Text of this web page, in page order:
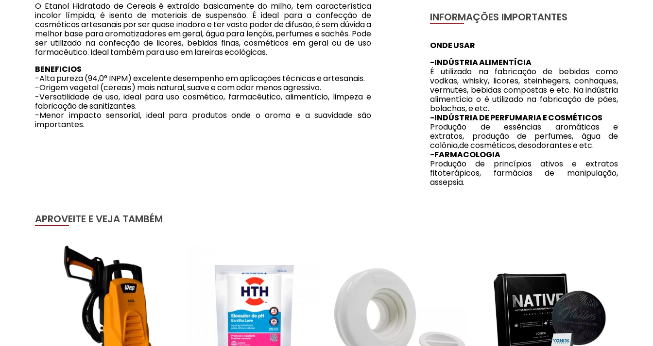
O Etanol Hidratado de Cereais é extraído basicamente do milho, tem característica
incolor límpida, é isento de materiais de suspensão. É ideal para a confecção de
cosméticos artesanais por ser quase inodoro e ter vasto poder de difusão, é sem dúvida a
melhor base para aromatizadores em geral, água para lençóis, perfumes e sachês. Pode
ser utilizado na confecção de licores, bebidas finas, cosméticos em geral ou de uso
farmacêutico. Ideal também para uso em lareiras ecológicas.
BENEFICIOS
-Alta pureza (94,0° INPM) excelente desempenho em aplicações técnicas e artesanais.
-Origem vegetal (cereais) mais natural, suave e com odor menos agressivo.
-Versatilidade de uso, ideal para uso cosmético, farmacêutico, alimentício, limpeza e
fabricação de sanitizantes.
-Menor impacto sensorial, ideal para produtos onde o aroma e a suavidade são
importantes.
INFORMAÇÕES IMPORTANTES
ONDE USAR
-INDÚSTRIA ALIMENTÍCIA
É utilizado na fabricação de bebidas como
vodkas, whisky, licores, steinhegers, conhaques,
vermutes, bebidas compostas e etc. Na indústria
alimentícia o é utilizado na fabricação de pães,
bolachas, e etc.
-INDÚSTRIA DE PERFUMARIA E COSMÉTICOS
Produção de essências aromáticas e
extratos, produção de perfumes, água de
colônia,de cosméticos, desodorantes e etc.
-FARMACOLOGIA
Produção de princípios ativos e extratos
fitoterápicos, farmácias de manipulação,
assepsia.
APROVEITE E VEJA TAMBÉM